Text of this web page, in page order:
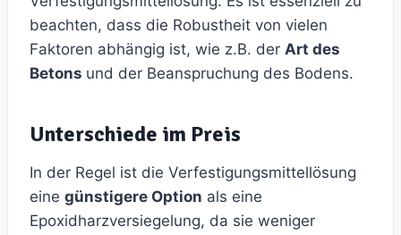
beachten, dass die Robustheit von vielen
Faktoren abhängig ist, wie z.B. der Art des
Betons und der Beanspruchung des Bodens.
Unterschiede im Preis
In der Regel ist die Verfestigungsmittellösung
eine günstigere Option als eine
Epoxidharzversiegelung, da sie weniger